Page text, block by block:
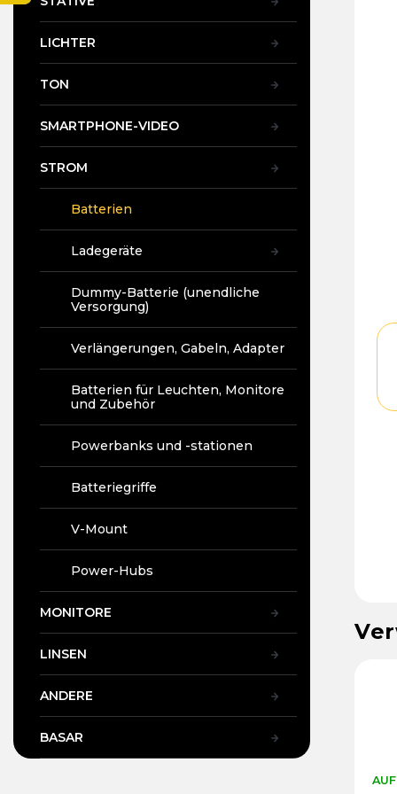
LICHTER
TON
SMARTPHONE-VIDEO
STROM
Batterien
Ladegeräte
Dummy-Batterie (unendliche
Versorgung)
Verlängerungen, Gabeln, Adapter
Batterien für Leuchten, Monitore
und Zubehör
Powerbanks und -stationen
Batteriegriffe
V-Mount
Power-Hubs
MONITORE
LINSEN
ANDERE
BASAR